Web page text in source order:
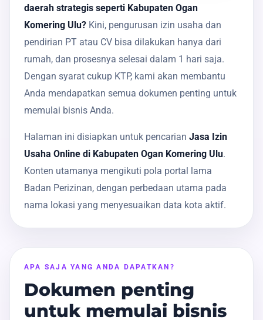
daerah strategis seperti Kabupaten Ogan
Komering Ulu? Kini, pengurusan izin usaha dan
pendirian PT atau CV bisa dilakukan hanya dari
rumah, dan prosesnya selesai dalam 1 hari saja.
Dengan syarat cukup KTP, kami akan membantu
Anda mendapatkan semua dokumen penting untuk
memulai bisnis Anda.
Halaman ini disiapkan untuk pencarian Jasa Izin
Usaha Online di Kabupaten Ogan Komering Ulu.
Konten utamanya mengikuti pola portal lama
Badan Perizinan, dengan perbedaan utama pada
nama lokasi yang menyesuaikan data kota aktif.
APA SAJA YANG ANDA DAPATKAN?
Dokumen penting
untuk memulai bisnis